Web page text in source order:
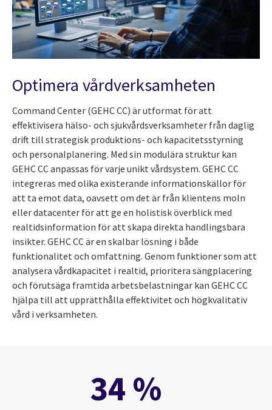
Optimera vårdverksamheten
Command Center (GEHC CC) är utformat för att
effektivisera hälso- och sjukvårdsverksamheter från daglig
drift till strategisk produktions- och kapacitetsstyrning
och personalplanering. Med sin modulära struktur kan
GEHC CC anpassas för varje unikt vårdsystem. GEHC CC
integreras med olika existerande informationskällor för
att ta emot data, oavsett om det är från klientens moln
eller datacenter för att ge en holistisk överblick med
realtidsinformation för att skapa direkta handlingsbara
insikter. GEHC CC är en skalbar lösning i både
funktionalitet och omfattning. Genom funktioner som att
analysera vårdkapacitet i realtid, prioritera sängplacering
och förutsäga framtida arbetsbelastningar kan GEHC CC
hjälpa till att upprätthålla effektivitet och högkvalitativ
vård i verksamheten.
34 %